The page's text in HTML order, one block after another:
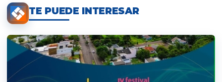
TE PUEDE INTERESAR